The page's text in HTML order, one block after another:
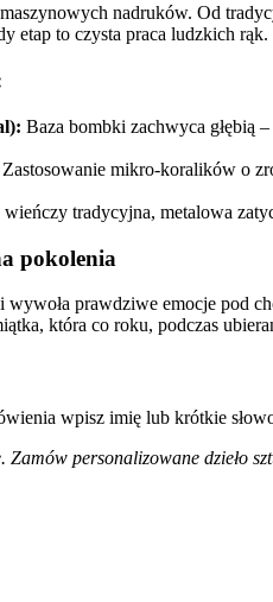
nadruków. Od
etap to czysta praca ludzkich
Baza bombki zachwyca głębią
Zastosowanie mikro-koralików o
tradycyjna, metalowa
pokolenia
prawdziwe emocje pod
która co roku, podczas
wpisz imię lub krótkie
Zamów personalizowane dzieło